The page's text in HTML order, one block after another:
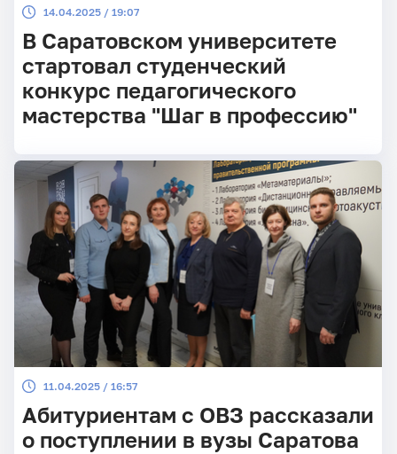
14.04.2025 / 19:07
В Саратовском университете
стартовал студенческий
конкурс педагогического
мастерства "Шаг в профессию"
11.04.2025 / 16:57
Абитуриентам с ОВЗ рассказали
о поступлении в вузы Саратова